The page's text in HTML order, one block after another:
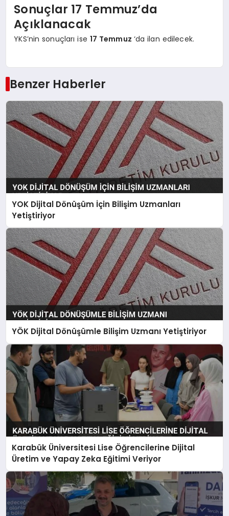
Sonuçlar 17 Temmuz’da
Açıklanacak
YKS’nin sonuçları ise 17 Temmuz ‘da ilan edilecek.
Benzer Haberler
YOK Dijital Dönüşüm İçin Bilişim Uzmanları
Yetiştiriyor
YÖK Dijital Dönüşümle Bilişim Uzmanı Yetiştiriyor
Karabük Üniversitesi Lise Öğrencilerine Dijital
Üretim ve Yapay Zeka Eğitimi Veriyor